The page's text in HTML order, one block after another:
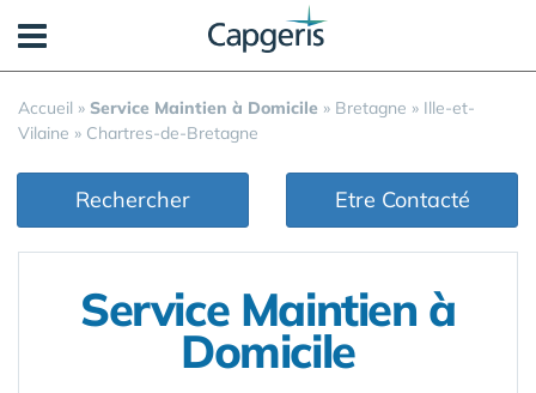
Accueil » Service Maintien à Domicile » Bretagne » Ille-et-
Vilaine » Chartres-de-Bretagne
Rechercher Etre Contacté
Service Maintien à
Domicile